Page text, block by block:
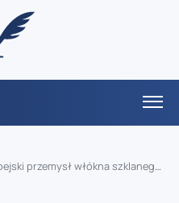
włókna szklanego na krawędzi – podniesienie ceł antydumpingowych to za mało